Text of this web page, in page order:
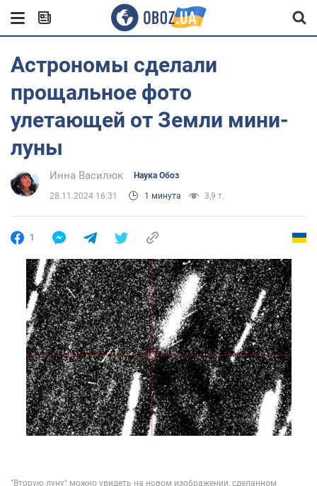
Астрономы сделали
прощальное фото
улетающей от Земли мини-
луны
Инна Василюк Наука Обоз
28.11.2024 16:31 1 минута 3,9 т.
1